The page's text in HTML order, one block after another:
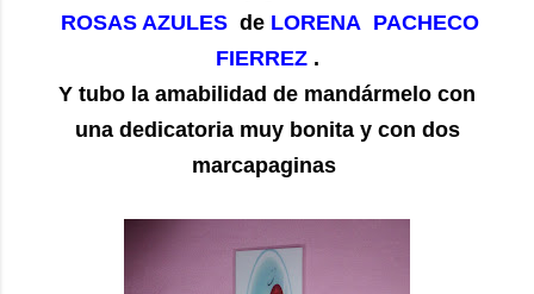
ROSAS AZULES de LORENA PACHECO
FIERREZ.
Y tubo la amabilidad de mandármelo con
una dedicatoria muy bonita y con dos
marcapaginas